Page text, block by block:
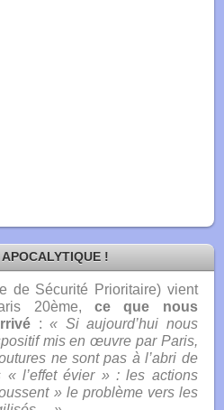
!
de Sécurité Prioritaire) vient
20ème,ce que nous
:« Si aujourd’hui nous
mis en œuvre par Paris,
ne sont pas à l’abri de
« l’effet évier » : les actions
» le problème vers les